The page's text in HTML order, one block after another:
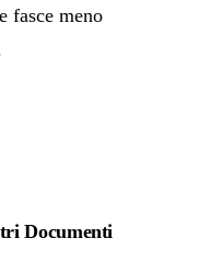
fasce meno
Documenti